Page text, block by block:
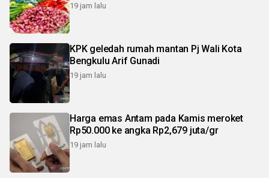
19 jam lalu
KPK geledah rumah mantan Pj Wali Kota
Bengkulu Arif Gunadi
19 jam lalu
Harga emas Antam pada Kamis meroket
Rp50.000 ke angka Rp2,679 juta/gr
19 jam lalu